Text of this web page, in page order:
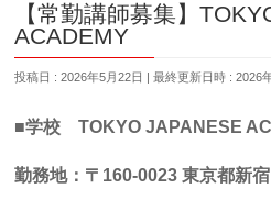
【常勤講師募集】
ACADEMY
投稿日 : 2026年5月22日 最終更新日時 : 2026
■学校 TOKYO JAPANESE
勤務地：〒160-0023 東京都新